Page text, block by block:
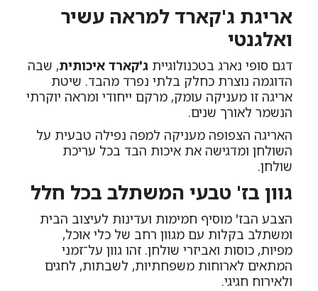
אריגת ג'קארד למראה עשיר
ואלגנטי
דגם סופי נארג בטכנולוגיית ג'קארד איכותית, שבה
הדוגמה נוצרת כחלק בלתי נפרד מהבד. שיטת
אריגה זו מעניקה עומק, מרקם ייחודי ומראה יוקרתי
הנשמר לאורך שנים.
האריגה הצפופה מעניקה למפה נפילה טבעית על
השולחן ומדגישה את איכות הבד בכל עריכת
שולחן.
גוון בז' טבעי המשתלב בכל חלל
הצבע הבז' מוסיף חמימות ועדינות לעיצוב הבית
ומשתלב בקלות עם מגוון רחב של כלי אוכל,
מפיות, כוסות ואביזרי שולחן. זהו גוון על־זמני
המתאים לארוחות משפחתיות, לשבתות, לחגים
ולאירוח חגיגי.